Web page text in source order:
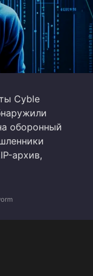
Cyble
оборонный
архив,